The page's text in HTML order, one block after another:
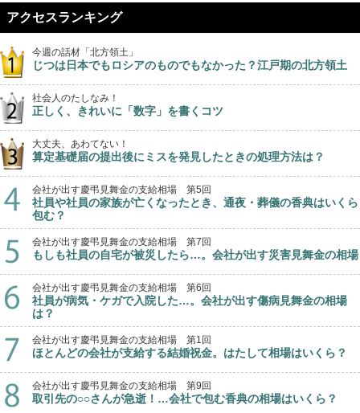
アクセスランキング
今週の話材「北方領土」
じつは日本でもロシアのものでもなかった？江戸期の北方領土
社会人のたしなみ！
正しく、きれいに「数字」を書くコツ
大丈夫、あわてない！
算定基礎届の提出後にミスを発見したときの処理方法は？
会社が出す慶弔見舞金の支給相場 第5回
社員や社員の家族が亡くなったとき、通夜・葬儀の香典はいくら
包む？
会社が出す慶弔見舞金の支給相場 第7回
もしも社員の自宅が被災したら…。会社が出す災害見舞金の相場
会社が出す慶弔見舞金の支給相場 第6回
社員が病気・ケガで入院した…。会社が出す傷病見舞金の相場
は？
会社が出す慶弔見舞金の支給相場 第1回
ほとんどの会社が支給する結婚祝金。はたして相場はいくら？
会社が出す慶弔見舞金の支給相場 第9回
取引先の○○さんが急逝！…会社で包む香典の相場はいくら？